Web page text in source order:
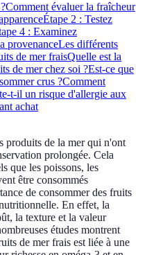
Comment évaluer la fraîcheur
Étape 2 : Testez
4 : Examinez
provenanceLes différents
de mer fraisQuelle est la
de mer chez soi ?Est-ce que
crus ?Comment
t-il un risque d'allergie aux
achat
produits de la mer qui n'ont
prolongée. Cela
que les poissons, les
être consommés
de consommer des fruits
En effet, la
la texture et la valeur
études montrent
de mer frais est liée à une